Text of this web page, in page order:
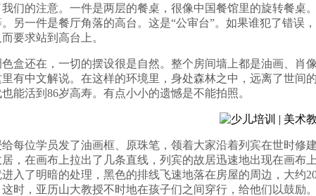
们的注意。一件是两层的餐桌，很像中国餐馆里的旋转餐
另一件是餐厅角落的高台。这是“公审台”。如果谁犯了错
要求站到高台上。
盒还在，一切的摆设很是自然。整个房间墙上都是油画、
有中文解说。在这样的环境里，身处森林之中，远离了世
能活到86岁高寿。有点小小的遗憾是不能拍照。
每位学员发了油画框、原珠笔，领着大家沿着列宾在世时
，在画布上拉出了几条直线，列宾的故居迅速地出现在画
入了明暗的处理，黑色的排线飞速地落在房屋的周边，大
时，亚历山大教授不时地在孩子们之间穿行，给他们以鼓